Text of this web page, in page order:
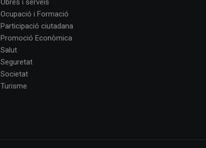
Obres i serveis
Ocupació i Formació
Participació ciutadana
Promoció Econòmica
Salut
Seguretat
Societat
Turisme